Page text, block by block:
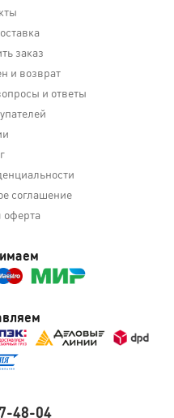
заказ
и возврат
и ответы
соглашение
оферта
48-04